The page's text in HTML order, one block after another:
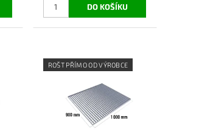
ROŠT PŘÍMO OD VÝROBCE